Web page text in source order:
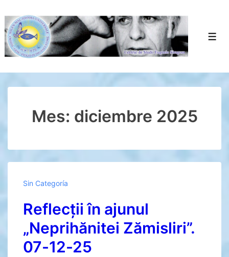
Saltar
al
contenido
Mes: diciembre 2025
Sin Categoría
Reflecții în ajunul
„Neprihănitei Zămisliri”.
07-12-25